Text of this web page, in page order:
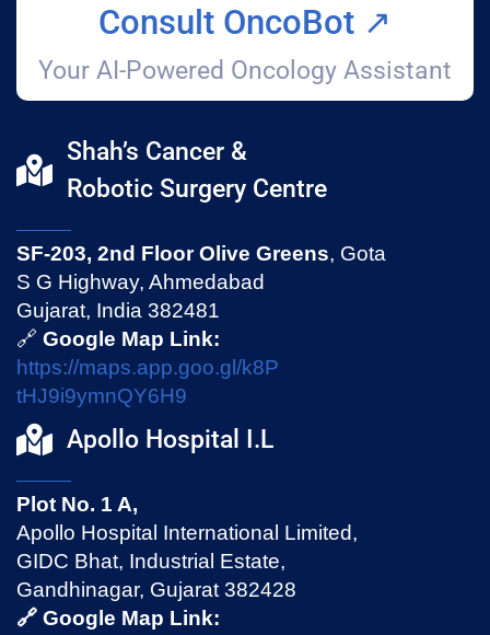
Consult OncoBot ↗️
Your AI-Powered Oncology Assistant
Shah’s Cancer &
Robotic Surgery Centre
SF-203, 2nd Floor Olive Greens, Gota
S G Highway, Ahmedabad
Gujarat, India 382481
🔗 Google Map Link:
https://maps.app.goo.gl/k8P
tHJ9i9ymnQY6H9
Apollo Hospital I.L
Plot No. 1 A,
Apollo Hospital International Limited,
GIDC Bhat, Industrial Estate,
Gandhinagar, Gujarat 382428
🔗 Google Map Link: